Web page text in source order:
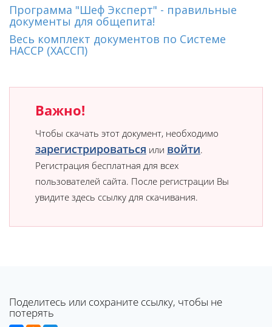
Программа "Шеф Эксперт" - правильные
документы для общепита!
Весь комплект документов по Системе
HACCP (ХАССП)
Важно!
Чтобы скачать этот документ, необходимо
зарегистрироваться или войти.
Регистрация бесплатная для всех
пользователей сайта. После регистрации Вы
увидите здесь ссылку для скачивания.
Поделитесь или сохраните ссылку, чтобы не
потерять